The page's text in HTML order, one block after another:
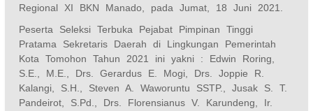
Regional XI BKN Manado, pada Jumat, 18 Juni 2021.
Peserta Seleksi Terbuka Pejabat Pimpinan Tinggi
Pratama Sekretaris Daerah di Lingkungan Pemerintah
Kota Tomohon Tahun 2021 ini yakni : Edwin Roring,
S.E., M.E., Drs. Gerardus E. Mogi, Drs. Joppie R.
Kalangi, S.H., Steven A. Waworuntu SSTP., Jusak S. T.
Pandeirot, S.Pd., Drs. Florensianus V. Karundeng, Ir.